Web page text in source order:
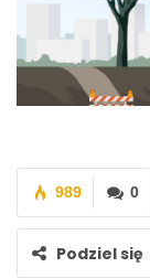
0
989
Podziel się